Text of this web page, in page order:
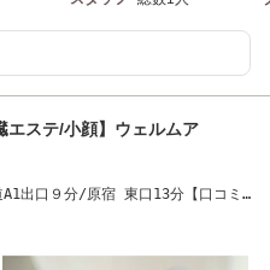
ステ/小顔】ウェルムア
出口９分/原宿 東口13分【口コミ